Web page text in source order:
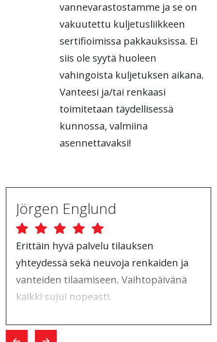
vannevarastostamme ja se on
vakuutettu kuljetusliikkeen
sertifioimissa pakkauksissa. Ei
siis ole syytä huoleen
vahingoista kuljetuksen aikana.
Vanteesi ja/tai renkaasi
toimitetaan täydellisessä
kunnossa, valmiina
asennettavaksi!
Jörgen Englund
Erittäin hyvä palvelu tilauksen
yhteydessä sekä neuvoja renkaiden ja
vanteiden tilaamiseen. Vaihtopäivänä
kaikki sujui nopeasti.